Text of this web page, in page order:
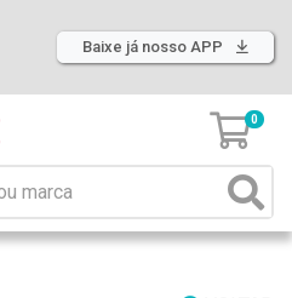
Baixe já nosso APP
0